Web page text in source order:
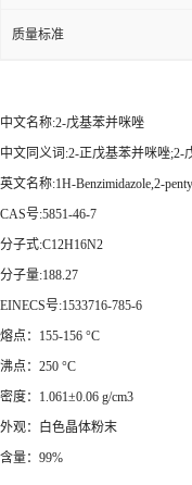
质量标准
中文名称:2-戊基苯并咪唑
中文同义词:2-正戊基苯并咪唑
英文名称:1H-Benzimidazole,2-
CAS号:5851-46-7
分子式:C12H16N2
分子量:188.27
EINECS号:1533716-785-6
熔点：155-156 °C
沸点：250 °C
密度：1.061±0.06 g/cm3
外观：白色晶体粉末
含量：99%